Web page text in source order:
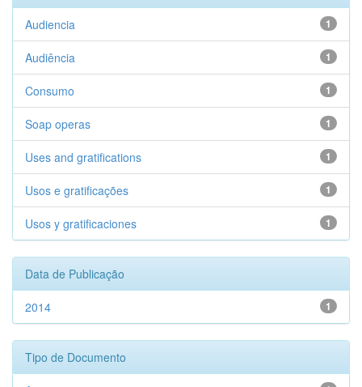
1
Audiencia
1
Audiência
1
Consumo
1
Soap operas
1
Uses and gratifications
1
Usos e gratificações
1
Usos y gratificaciones
Data de Publicação
1
2014
Tipo de Documento